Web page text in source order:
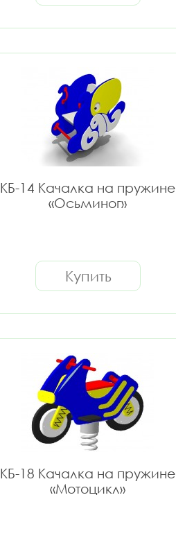
КБ-14 Качалка на пружине
«Осьминог»
Купить
КБ-18 Качалка на пружине
«Мотоцикл»